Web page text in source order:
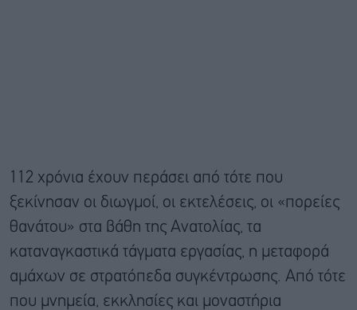
112 χρόνια έχουν περάσει από τότε που
ξεκίνησαν οι διωγμοί, οι εκτελέσεις, οι «πορείες
θανάτου» στα βάθη της Ανατολίας, τα
καταναγκαστικά τάγματα εργασίας, η μεταφορά
αμάχων σε στρατόπεδα συγκέντρωσης. Από τότε
που μνημεία, εκκλησίες και μοναστήρια